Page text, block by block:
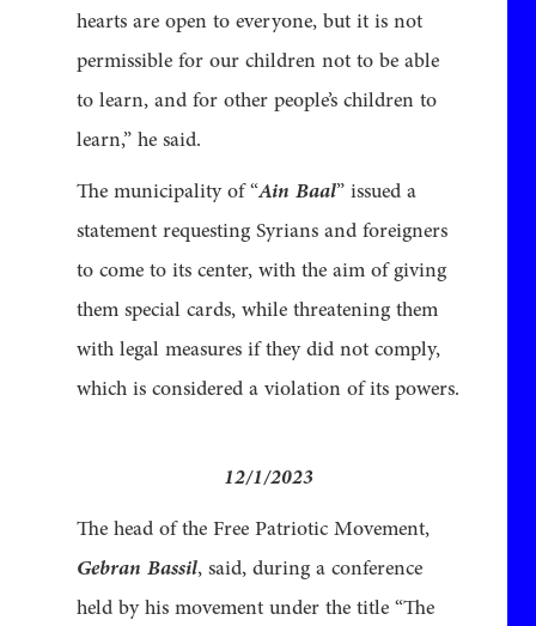
hearts are open to everyone, but it is not
permissible for our children not to be able
to learn, and for other people’s children to
learn,” he said.
The municipality of “Ain Baal” issued a
statement requesting Syrians and foreigners
to come to its center, with the aim of giving
them special cards, while threatening them
with legal measures if they did not comply,
which is considered a violation of its powers.
12/1/2023
The head of the Free Patriotic Movement,
Gebran Bassil, said, during a conference
held by his movement under the title “The